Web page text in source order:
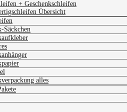
+ Geschenkschleifen
Übersicht
Säckchen
alles